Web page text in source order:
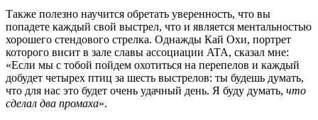
Также полезно научится обретать уверенность, что вы
попадете каждый свой выстрел, что и является ментальностью
хорошего стендового стрелка. Однажды Кай Охи, портрет
которого висит в зале славы ассоциации ATA, сказал мне:
«Если мы с тобой пойдем охотиться на перепелов и каждый
добудет четырех птиц за шесть выстрелов: ты будешь думать,
что для нас это будет очень удачный день. Я буду думать, что
сделал два промаха».